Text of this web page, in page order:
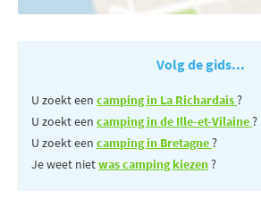
Volg de gids...
U zoekt een camping in La Richardais?
U zoekt een camping in de Ille-et-Vilaine?
U zoekt een camping in Bretagne?
Je weet nietwas camping kiezen?